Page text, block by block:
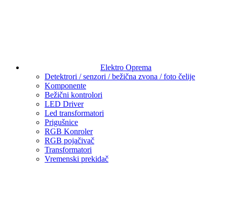
Elektro Oprema
Detektrori / senzori / bežična zvona / foto čelije
Komponente
Bežični kontrolori
LED Driver
Led transformatori
Prigušnice
RGB Konroler
RGB pojačivač
Transformatori
Vremenski prekidač